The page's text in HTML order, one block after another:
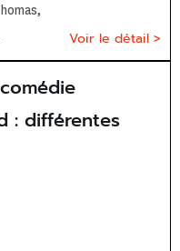
Voir le détail >
: différentes